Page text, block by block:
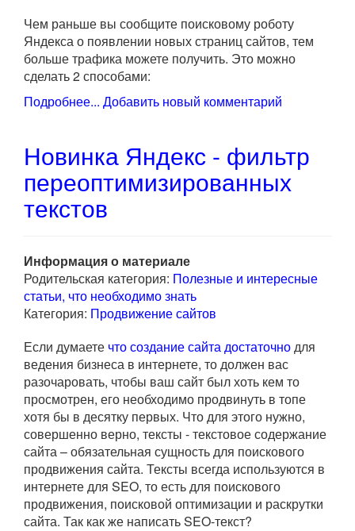
Чем раньше вы сообщите поисковому роботу
Яндекса о появлении новых страниц сайтов, тем
больше трафика можете получить. Это можно
сделать 2 способами:
Подробнее... Добавить новый комментарий
Новинка Яндекс - фильтр
переоптимизированных
текстов
Информация о материале
Родительская категория: Полезные и интересные
статьи, что необходимо знать
Категория: Продвижение сайтов
Если думаете что создание сайта достаточнодля
ведения бизнеса в интернете, то должен вас
разочаровать, чтобы ваш сайт был хоть кем то
просмотрен, его необходимо продвинуть в топе
хотя бы в десятку первых. Что для этого нужно,
совершенно верно, тексты - текстовое содержание
сайта – обязательная сущность для поискового
продвижения сайта. Тексты всегда используются в
интернете для SEO, то есть для поискового
продвижения, поисковой оптимизации и раскрутки
сайта. Так как же написать SEO-текст?